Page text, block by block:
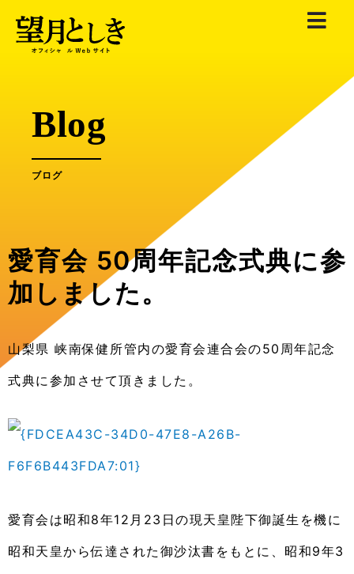
Blog
ブログ
愛育会 50周年記念式典に参
加しました。
山梨県 峡南保健所管内の愛育会連合会の50周年記念
式典に参加させて頂きました。
愛育会は昭和8年12月23日の現天皇陛下御誕生を機に
昭和天皇から伝達された御沙汰書をもとに、昭和9年3